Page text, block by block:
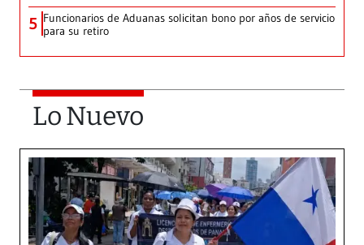
5 Funcionarios de Aduanas solicitan bono por años de servicio
para su retiro
Lo Nuevo